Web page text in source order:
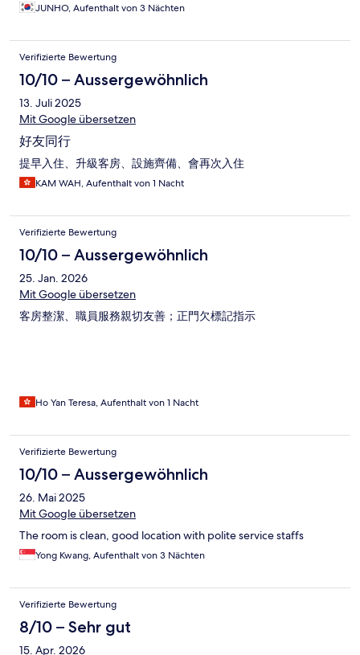
JUNHO, Aufenthalt von 3 Nächten
Verifizierte Bewertung
10/10 – Aussergewöhnlich
13. Juli 2025
Mit Google übersetzen
好友同行
提早入住、升級客房、設施齊備、會再次入住
KAM WAH, Aufenthalt von 1 Nacht
Verifizierte Bewertung
10/10 – Aussergewöhnlich
25. Jan. 2026
Mit Google übersetzen
客房整潔、職員服務親切友善；正門欠標記指示
Ho Yan Teresa, Aufenthalt von 1 Nacht
Verifizierte Bewertung
10/10 – Aussergewöhnlich
26. Mai 2025
Mit Google übersetzen
The room is clean, good location with polite service staffs
Yong Kwang, Aufenthalt von 3 Nächten
Verifizierte Bewertung
8/10 – Sehr gut
15. Apr. 2026